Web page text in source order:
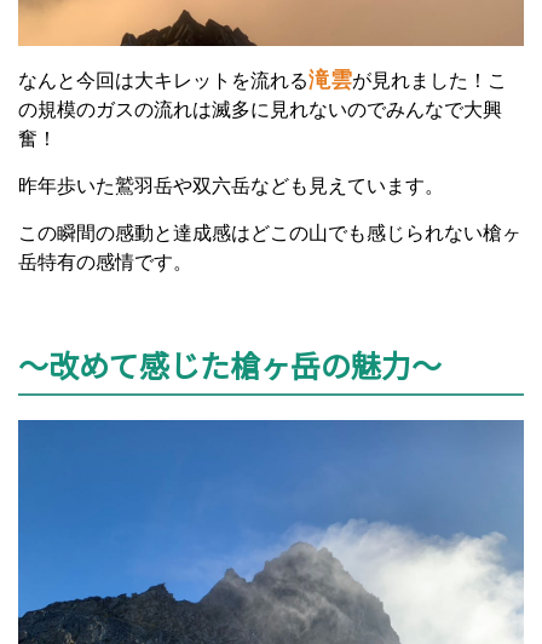
なんと今回は大キレットを流れる滝雲が見れました！こ
の規模のガスの流れは滅多に見れないのでみんなで大興
奮！
昨年歩いた鷲羽岳や双六岳なども見えています。
この瞬間の感動と達成感はどこの山でも感じられない槍ヶ
岳特有の感情です。
～改めて感じた槍ヶ岳の魅力～